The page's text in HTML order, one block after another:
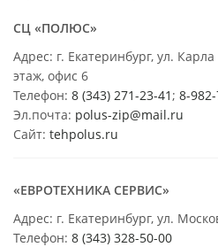
СЦ «ПОЛЮС»
Адрес: г. Екатеринбург, ул.
этаж, офис 6
Телефон: 8 (343) 271-23-41 ; 8-
Эл.почта: polus-zip@mail.ru
Сайт: tehpolus.ru
«ЕВРОТЕХНИКА СЕРВИС»
Адрес: г. Екатеринбург, ул.
Телефон: 8 (343) 328-50-00